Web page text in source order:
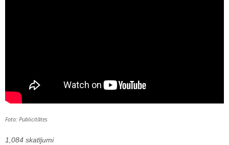
Foto: Publicitātes
1,084 skatījumi